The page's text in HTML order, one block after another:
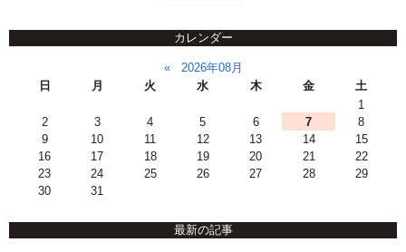
カレンダー
«
2026年08月
日
月 火 水 木 金
土
1
2
3 4 5 6 7
8
9
10 11 12 13 14
15
16
17 18 19 20 21
22
23
24 25 26 27 28
29
30
31
最新の記事